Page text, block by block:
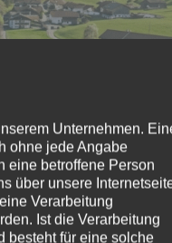
Unternehmen.
ohne jede Angabe
eine betroffene Person
über unsere
Verarbeitung
Ist die Verarbeitung
besteht für eine solche